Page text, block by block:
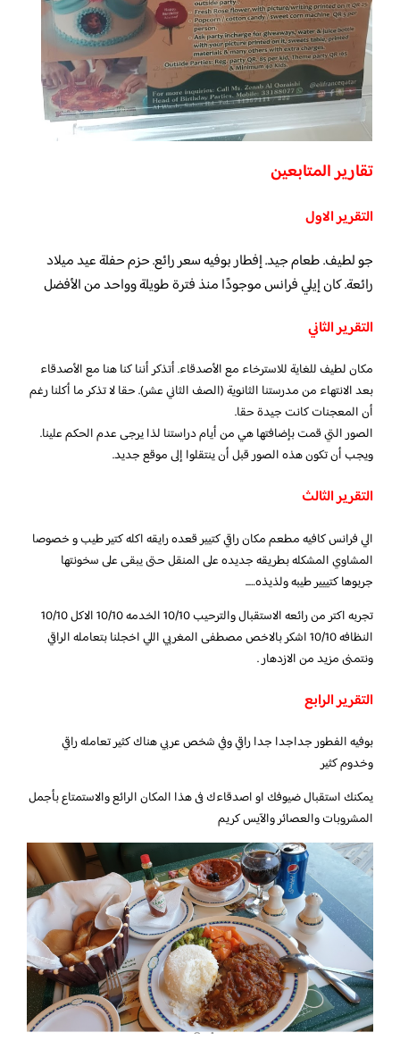
تقارير المتابعين
التقرير الاول
جو لطيف. طعام جيد. إفطار بوفيه سعر رائع. حزم حفلة عيد ميلاد
رائعة. كان إيلي فرانس موجودًا منذ فترة طويلة وواحد من الأفضل
التقرير الثاني
مكان لطيف للغاية للاسترخاء مع الأصدقاء. أتذكر أننا كنا هنا مع الأصدقاء
بعد الانتهاء من مدرستنا الثانوية (الصف الثاني عشر). حقا لا تذكر ما أكلنا رغم
أن المعجنات كانت جيدة حقا.
الصور التي قمت بإضافتها هي من أيام دراستنا لذا يرجى عدم الحكم علينا.
ويجب أن تكون هذه الصور قبل أن ينتقلوا إلى موقع جديد.
التقرير الثالث
الي فرانس كافيه مطعم مكان راقي كتيير قعده رايقه اكله كتير طيب و خصوصا
المشاوي المشكله بطريقه جديده على المنقل حتى يبقى على سخونتها
جربوها كتييير طيبه ولذيذه…..
تجربه اكتر من رائعه الاستقبال والترحيب 10/10 الخدمه 10/10 الاكل 10/10
النظافه 10/10 اشكر بالاخص مصطفى المغربي اللي اخجلنا بتعامله الراقي
ونتمنى مزيد من الازدهار .
التقرير الرابع
بوفيه الفطور جداجدا جدا راقي وفي شخص عربي هناك كثير تعامله راقي
وخدوم كثير
يمكنك استقبال ضيوفك او اصدقاءك فى هذا المكان الرائع والاستمتاع بأجمل
المشروبات والعصائر والآيس كريم